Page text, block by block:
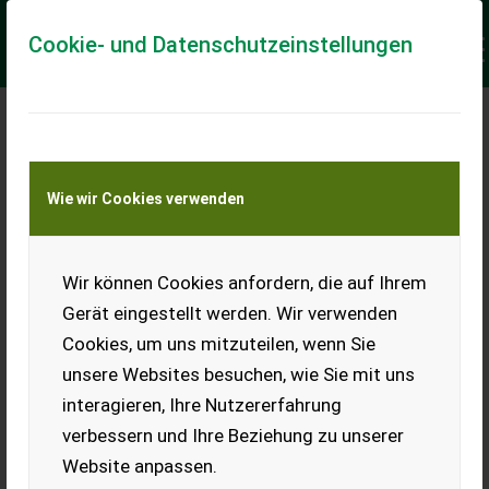
Cookie- und Datenschutzeinstellungen
Wie wir Cookies verwenden
Wir können Cookies anfordern, die auf Ihrem
Gerät eingestellt werden. Wir verwenden
Cookies, um uns mitzuteilen, wenn Sie
unsere Websites besuchen, wie Sie mit uns
interagieren, Ihre Nutzererfahrung
verbessern und Ihre Beziehung zu unserer
Website anpassen.
Meine Transportkostenanfrage
Transport von Land- und Baumaschinen –
KEINE Tiertransporte
Ladeort
Ort